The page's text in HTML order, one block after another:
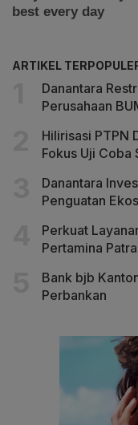
ARTIKEL
Danantara
Perusahaan
Hilirisasi PTPN
Fokus Uji Coba
Danantara
Penguatan
Perkuat
Pertamina
Bank bjb
Perbankan